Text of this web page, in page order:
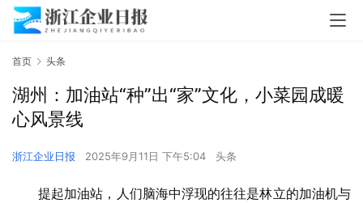
首页 头条
湖州：加油站“种”出“家”文化，小菜园成暖
心风景线
浙江企业日报 2025年9月11日 下午5:04 头条
提起加油站，人们脑海中浮现的往往是林立的加油机与